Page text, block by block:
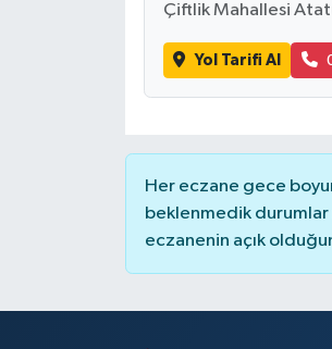
Çiftlik Mahallesi
Yol Tarifi Al
Her eczane gece
beklenmedik
eczanenin açık